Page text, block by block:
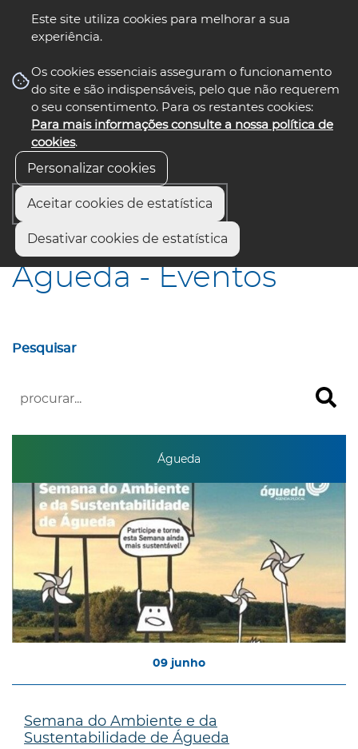
Este site utiliza cookies para melhorar a sua
experiência.
Os cookies essenciais asseguram o funcionamento
do site e são indispensáveis, pelo que não requerem
o seu consentimento. Para os restantes cookies:
Para mais informações consulte a nossa política de
cookies.
Personalizar cookies
Aceitar cookies de estatística
Desativar cookies de estatística
nos select language
Início Águeda - Eventos
Águeda - Eventos
Pesquisar
Águeda
09 junho
Semana do Ambiente e da
Sustentabilidade de Águeda